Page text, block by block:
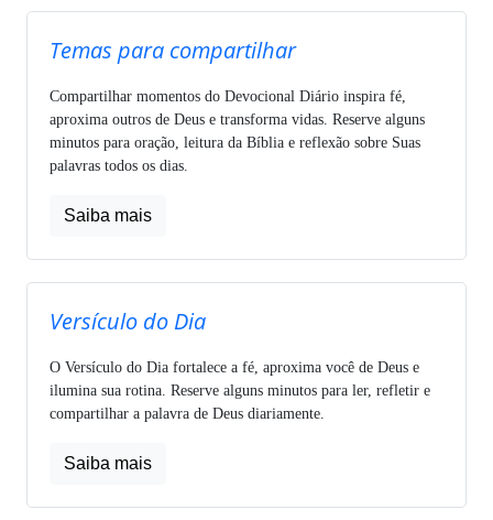
Temas para compartilhar
Compartilhar momentos do Devocional Diário inspira fé,
aproxima outros de Deus e transforma vidas. Reserve alguns
minutos para oração, leitura da Bíblia e reflexão sobre Suas
palavras todos os dias.
Saiba mais
Versículo do Dia
O Versículo do Dia fortalece a fé, aproxima você de Deus e
ilumina sua rotina. Reserve alguns minutos para ler, refletir e
compartilhar a palavra de Deus diariamente.
Saiba mais